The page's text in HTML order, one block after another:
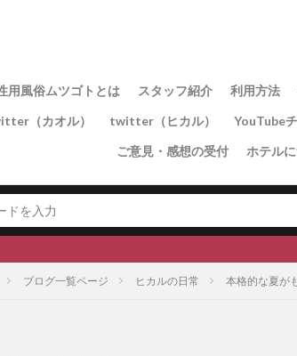
用風俗ムツゴトとは スタッフ紹介 利用方法
（カオル）
twitter（ヒカル） YouTube
ご意見・感想の受付
ホテル
ブログ一覧ページ ヒカルの日常 本格的な夏が